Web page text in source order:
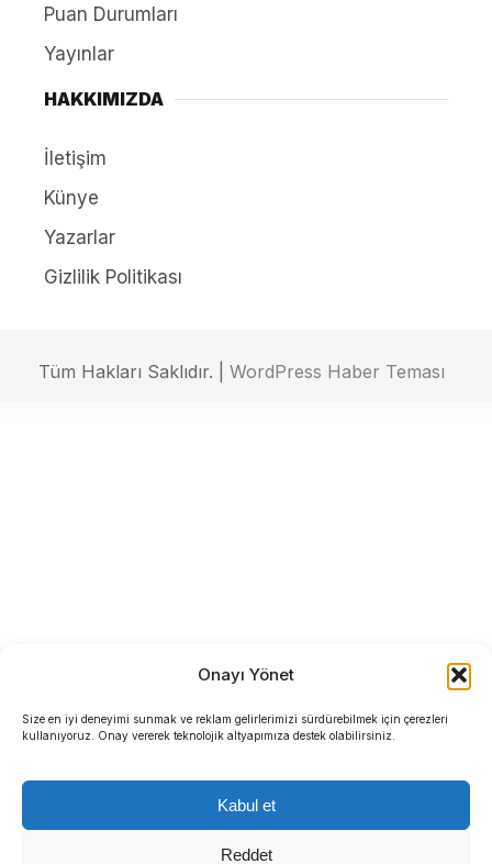
Onayı Yönet
Size en iyi deneyimi sunmak ve reklam gelirlerimizi sürdürebilmek için çerezleri
kullanıyoruz. Onay vererek teknolojik altyapımıza destek olabilirsiniz.
Kabul et
Reddet
Puan Durumları
Yayınlar
HAKKIMIZDA
İletişim
Künye
Yazarlar
Gizlilik Politikası
Tüm Hakları Saklıdır. | WordPress Haber Teması